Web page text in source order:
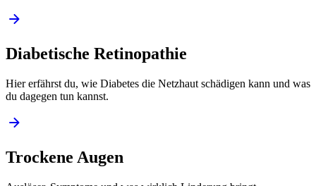
Diabetische Retinopathie
Hier erfährst du, wie Diabetes die Netzhaut schädigen kann und was
du dagegen tun kannst.
Trockene Augen